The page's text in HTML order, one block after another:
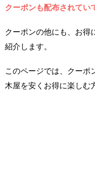
クーポンも配布されてい
クーポンの他にも、お得
紹介します。
このページでは、クーポ
木屋を安くお得に楽しむ